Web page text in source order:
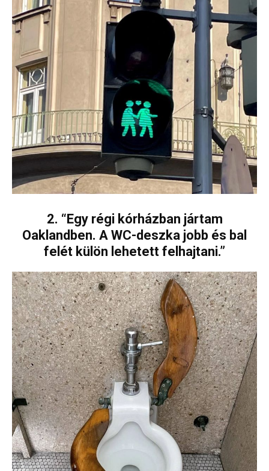
2. “Egy régi kórházban jártam
Oaklandben. A WC-deszka jobb és bal
felét külön lehetett felhajtani.”